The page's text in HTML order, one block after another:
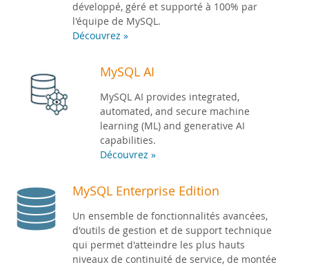
développé, géré et supporté à 100% par
l'équipe de MySQL.
Découvrez »
MySQL AI
MySQL AI provides integrated,
automated, and secure machine
learning (ML) and generative AI
capabilities.
Découvrez »
MySQL Enterprise Edition
Un ensemble de fonctionnalités avancées,
d'outils de gestion et de support technique
qui permet d'atteindre les plus hauts
niveaux de continuité de service, de montée